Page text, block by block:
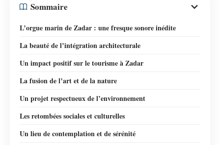
Sommaire
L’orgue marin de Zadar : une fresque sonore inédite
La beauté de l’intégration architecturale
Un impact positif sur le tourisme à Zadar
La fusion de l’art et de la nature
Un projet respectueux de l’environnement
Les retombées sociales et culturelles
Un lieu de contemplation et de sérénité